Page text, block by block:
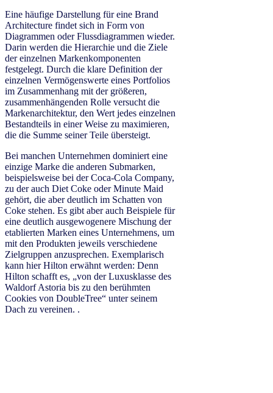
Eine häufige Darstellung für eine Brand
Architecture findet sich in Form von
Diagrammen oder Flussdiagrammen wieder.
Darin werden die Hierarchie und die Ziele
der einzelnen Markenkomponenten
festgelegt. Durch die klare Definition der
einzelnen Vermögenswerte eines Portfolios
im Zusammenhang mit der größeren,
zusammenhängenden Rolle versucht die
Markenarchitektur, den Wert jedes einzelnen
Bestandteils in einer Weise zu maximieren,
die die Summe seiner Teile übersteigt.
Bei manchen Unternehmen dominiert eine
einzige Marke die anderen Submarken,
beispielsweise bei der Coca-Cola Company,
zu der auch Diet Coke oder Minute Maid
gehört, die aber deutlich im Schatten von
Coke stehen. Es gibt aber auch Beispiele für
eine deutlich ausgewogenere Mischung der
etablierten Marken eines Unternehmens, um
mit den Produkten jeweils verschiedene
Zielgruppen anzusprechen. Exemplarisch
kann hier Hilton erwähnt werden: Denn
Hilton schafft es, „von der Luxusklasse des
Waldorf Astoria bis zu den berühmten
Cookies von DoubleTree“ unter seinem
Dach zu vereinen. .